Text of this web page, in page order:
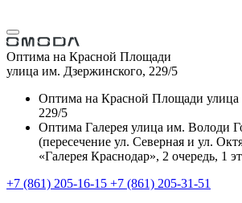
Оптима на Красной Площади
улица им. Дзержинского, 229/5
Оптима на Красной Площади
229/5
Оптима Галерея улица им. Володи
(пересечение ул. Северная и ул.
«Галерея Краснодар», 2 очередь, 1
+7 (861) 205-16-15 +7 (861) 205-31-51